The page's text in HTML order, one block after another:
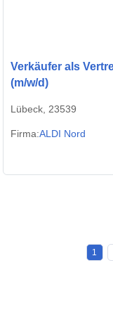
Verkäufer als
(m/w/d)
Lübeck, 23539
Firma:ALDI Nord
1